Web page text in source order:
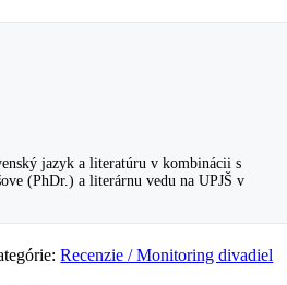
jazyk a literatúru v kombinácii s
(PhDr.) a literárnu vedu na UPJŠ v
Recenzie / Monitoring divadiel